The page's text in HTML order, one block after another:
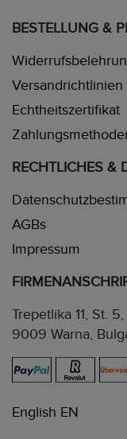
BESTELLUNG &
Versandrichtlinien
Echtheitszertifikat
RECHTLICHES &
AGBs
Impressum
Trepetlika 11, St. 5,
9009 Warna,
English EN